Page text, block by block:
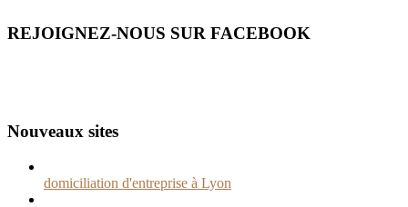
REJOIGNEZ-NOUS SUR FACEBOOK
Nouveaux sites
domiciliation d'entreprise à Lyon